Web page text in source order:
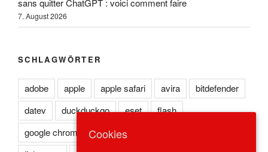
sans quitter ChatGPT : voici comment faire
7. August 2026
SCHLAGWÖRTER
adobe apple apple safari avira
bitdefender
datev
duckduckgo eset
flash
google chrome
kaspersky
Cookies